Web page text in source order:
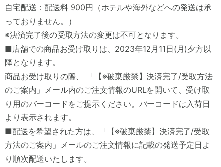
自宅配送：配送料 900円（ホテルや海外などへの発送は承
っておりません。）
※決済完了後の受取方法の変更は不可となります。
■店舗での商品お受け取りは、2023年12月11日(月)夕方以
降となります。
商品お受け取りの際、 「【※破棄厳禁】決済完了/受取方法
のご案内」メール内のご注文情報のURLを開いて、受け取
り用のバーコードをご提示ください。バーコードは入荷日
より表示されます。
■配送を希望された方は、「【※破棄厳禁】決済完了/受取
方法のご案内」メールのご注文情報に記載の発送予定日よ
り順次配送いたします。